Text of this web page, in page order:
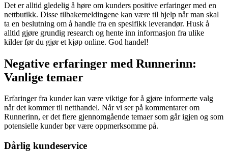
Det er alltid gledelig å høre om kunders positive erfaringer med en
nettbutikk. Disse tilbakemeldingene kan være til hjelp når man skal
ta en beslutning om å handle fra en spesifikk leverandør. Husk å
alltid gjøre grundig research og hente inn informasjon fra ulike
kilder før du gjør et kjøp online. God handel!
Negative erfaringer med Runnerinn:
Vanlige temaer
Erfaringer fra kunder kan være viktige for å gjøre informerte valg
når det kommer til netthandel. Når vi ser på kommentarer om
Runnerinn, er det flere gjennomgående temaer som går igjen og som
potensielle kunder bør være oppmerksomme på.
Dårlig kundeservice